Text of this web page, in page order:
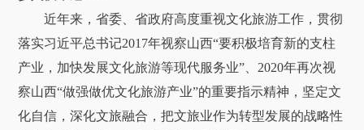
近年来，省委、省政府高度重视文化旅游工作，贯彻
落实习近平总书记2017年视察山西“要积极培育新的支柱
产业，加快发展文化旅游等现代服务业”、2020年再次视
察山西“做强做优文化旅游产业”的重要指示精神，坚定文
化自信，深化文旅融合，把文旅业作为转型发展的战略性